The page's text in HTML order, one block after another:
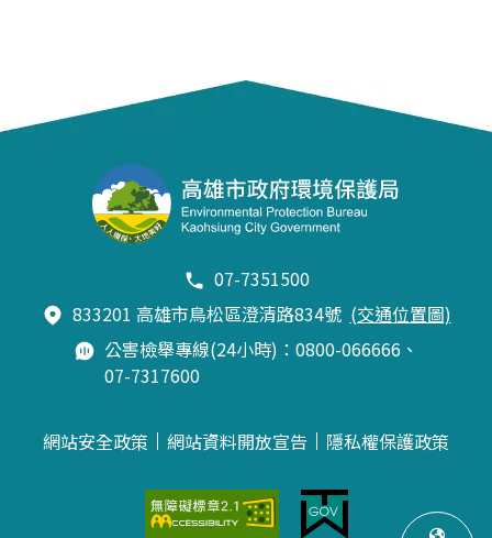
07-7351500
833201 高雄市鳥松區澄清路834號 (交通位置圖)
公害檢舉專線(24小時)：0800-066666、
07-7317600
網站安全政策 網站資料開放宣告 隱私權保護政策